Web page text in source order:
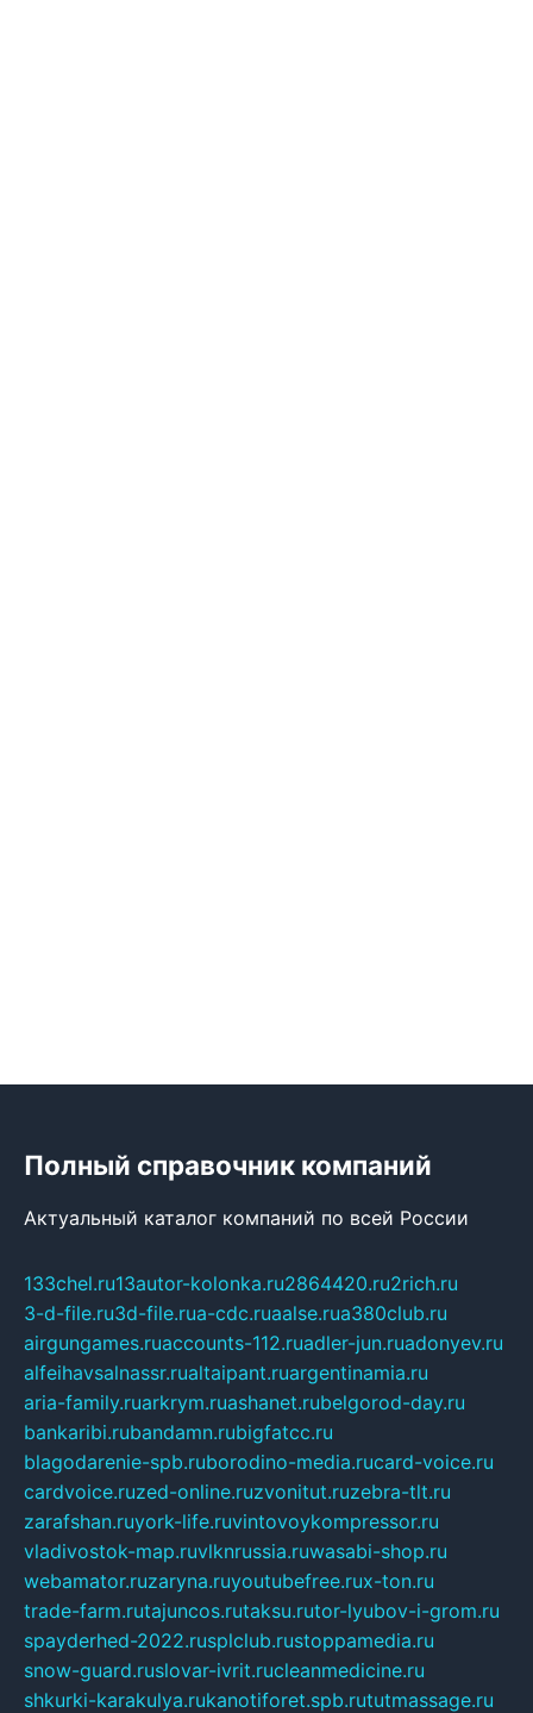
Полный справочник компаний
Актуальный каталог компаний по всей России
133chel.ru13autor-kolonka.ru2864420.ru2rich.ru
3-d-file.ru3d-file.rua-cdc.ruaalse.rua380club.ru
airgungames.ruaccounts-112.ruadler-jun.ruadonyev.ru
alfeihavsalnassr.rualtaipant.ruargentinamia.ru
aria-family.ruarkrym.ruashanet.rubelgorod-day.ru
bankaribi.rubandamn.rubigfatcc.ru
blagodarenie-spb.ruborodino-media.rucard-voice.ru
cardvoice.ruzed-online.ruzvonitut.ruzebra-tlt.ru
zarafshan.ruyork-life.ruvintovoykompressor.ru
vladivostok-map.ruvlknrussia.ruwasabi-shop.ru
webamator.ruzaryna.ruyoutubefree.rux-ton.ru
trade-farm.rutajuncos.rutaksu.rutor-lyubov-i-grom.ru
spayderhed-2022.rusplclub.rustoppamedia.ru
snow-guard.ruslovar-ivrit.rucleanmedicine.ru
shkurki-karakulya.rukanotiforet.spb.rututmassage.ru